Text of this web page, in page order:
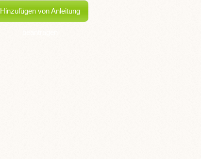
Hinzufügen von Anleitung